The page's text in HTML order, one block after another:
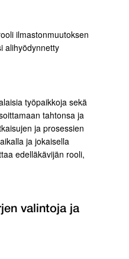
ilmastonmuutoksen
alihyödynnetty
työpaikkoja sekä
tahtonsa ja
ja prosessien
ja jokaisella
edelläkävijän rooli,
valintoja ja